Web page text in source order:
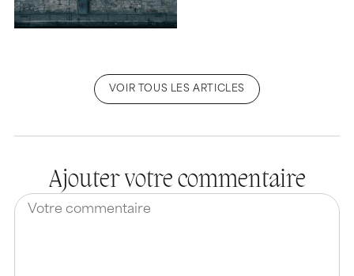
VOIR TOUS LES ARTICLES
Ajouter votre commentaire